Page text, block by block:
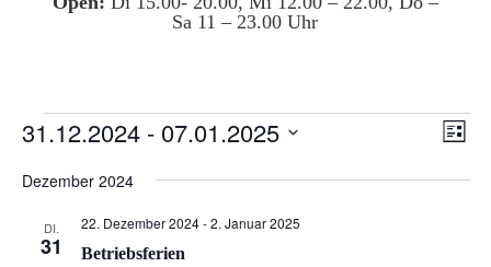
Sa 11 – 23.00 Uhr
Veranstaltungen Liste
31.12.2024 - 07.01.2025
wählen.
Dezember 2024
DI.
31 Betriebsferien
22. Dezember 2024-2. Januar 2025